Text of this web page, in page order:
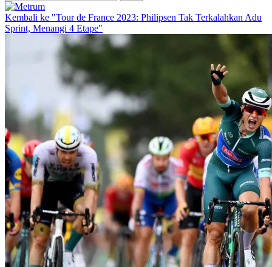
Kembali ke "Tour de France 2023: Philipsen Tak Terkalahkan Adu
Sprint, Menangi 4 Etape"